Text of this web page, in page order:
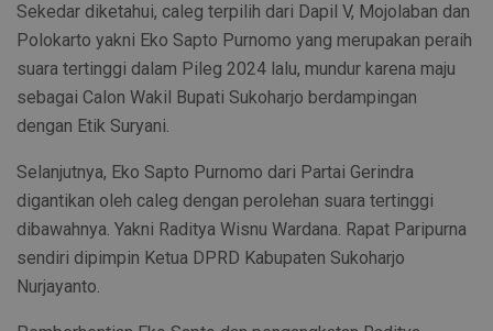
Sekedar diketahui, caleg terpilih dari Dapil V, Mojolaban dan
Polokarto yakni Eko Sapto Purnomo yang merupakan peraih
suara tertinggi dalam Pileg 2024 lalu, mundur karena maju
sebagai Calon Wakil Bupati Sukoharjo berdampingan
dengan Etik Suryani.
Selanjutnya, Eko Sapto Purnomo dari Partai Gerindra
digantikan oleh caleg dengan perolehan suara tertinggi
dibawahnya. Yakni Raditya Wisnu Wardana. Rapat Paripurna
sendiri dipimpin Ketua DPRD Kabupaten Sukoharjo
Nurjayanto.